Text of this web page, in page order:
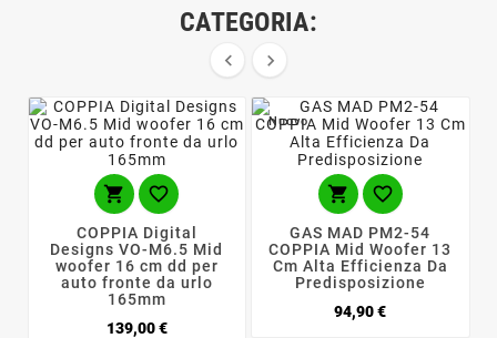
CATEGORIA:
 
 
COPPIA Digital
Designs VO-M6.5 Mid
woofer 16 cm dd per
auto fronte da urlo
165mm
139,00 €Prezzo
Nuovo
 
GAS MAD PM2-54
COPPIA Mid Woofer 13
Cm Alta Efficienza Da
Predisposizione
94,90 €Prezzo